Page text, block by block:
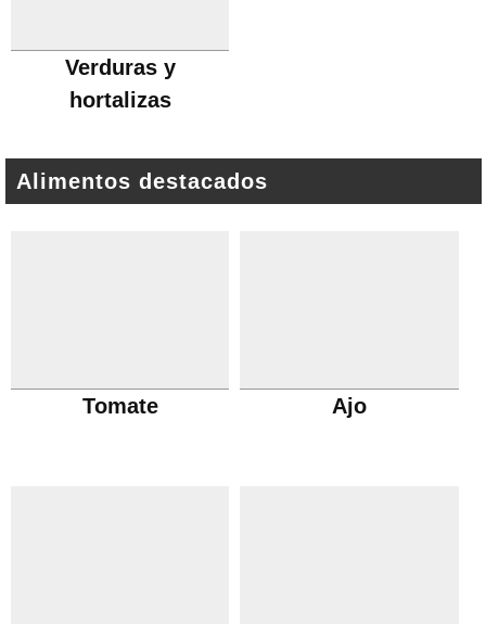
Verduras y
hortalizas
Alimentos destacados
Tomate Ajo